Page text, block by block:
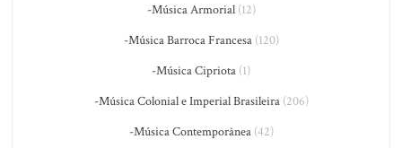
-Música Armorial(12)
-Música Barroca Francesa(120)
-Música Cipriota (1)
-Música Colonial e Imperial Brasileira(206)
-Música Contemporânea(42)